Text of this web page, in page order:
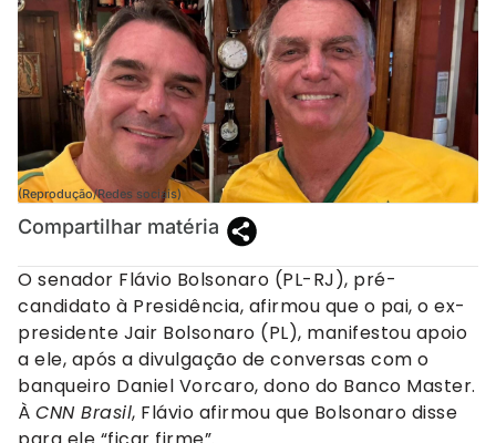
(Reprodução/Redes sociais)
Compartilhar matéria
O senador Flávio Bolsonaro (PL-RJ), pré-
candidato à Presidência, afirmou que o pai, o ex-
presidente Jair Bolsonaro (PL), manifestou apoio
a ele, após a divulgação de conversas com o
banqueiro Daniel Vorcaro, dono do Banco Master.
À CNN Brasil, Flávio afirmou que Bolsonaro disse